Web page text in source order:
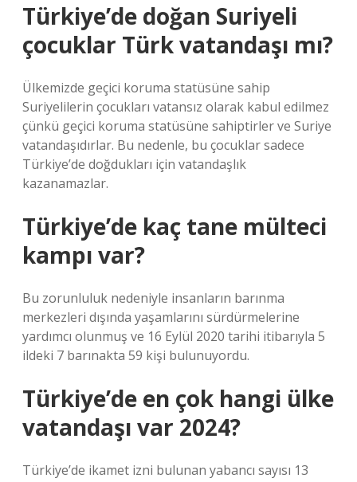
Türkiye’de doğan Suriyeli
çocuklar Türk vatandaşı mı?
Ülkemizde geçici koruma statüsüne sahip
Suriyelilerin çocukları vatansız olarak kabul edilmez
çünkü geçici koruma statüsüne sahiptirler ve Suriye
vatandaşıdırlar. Bu nedenle, bu çocuklar sadece
Türkiye’de doğdukları için vatandaşlık
kazanamazlar.
Türkiye’de kaç tane mülteci
kampı var?
Bu zorunluluk nedeniyle insanların barınma
merkezleri dışında yaşamlarını sürdürmelerine
yardımcı olunmuş ve 16 Eylül 2020 tarihi itibarıyla 5
ildeki 7 barınakta 59 kişi bulunuyordu.
Türkiye’de en çok hangi ülke
vatandaşı var 2024?
Türkiye’de ikamet izni bulunan yabancı sayısı 13